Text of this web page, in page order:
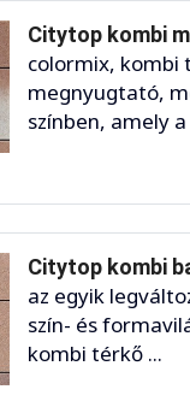
Citytop kombi
colormix, kombi
megnyugtató,
színben, amely a
Citytop kombi
az egyik
szín- és
kombi térkő ...